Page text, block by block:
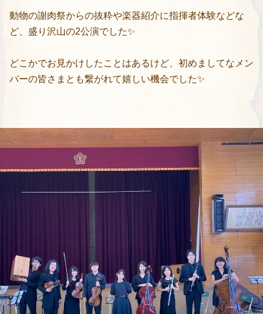
動物の謝肉祭からの抜粋や楽器紹介に指揮者体験などな
ど、盛り沢山の2公演でした✨
どこかでお見かけしたことはあるけど、初めましてなメン
バーの皆さまとも繋がれて嬉しい機会でした✨